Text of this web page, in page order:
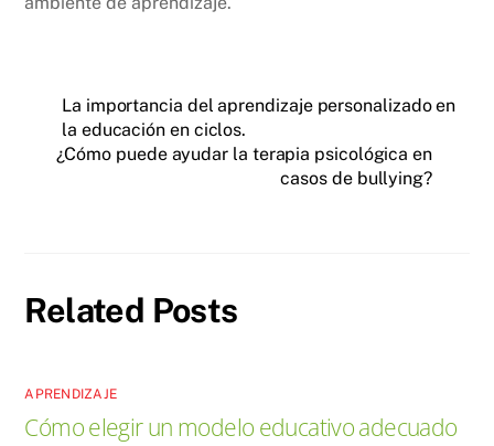
La importancia del aprendizaje personalizado en
la educación en ciclos.
¿Cómo puede ayudar la terapia psicológica en
casos de bullying?
Related Posts
APRENDIZAJE
Cómo elegir un modelo educativo adecuado